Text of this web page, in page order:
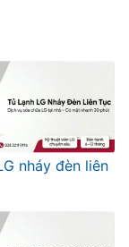
nháy đèn liên